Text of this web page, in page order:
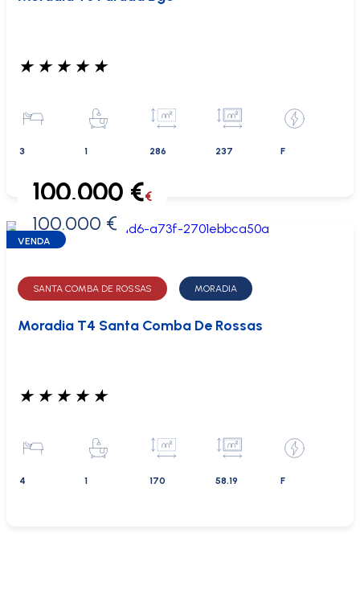
★ ★ ★ ★ ★
3 1 286 237 F
0 €
100.000 €€
100.000 €
VENDA
SANTA COMBA DE ROSSAS MORADIA
Moradia T4 Santa Comba De Rossas
★ ★ ★ ★ ★
4 1 170 58.19 F